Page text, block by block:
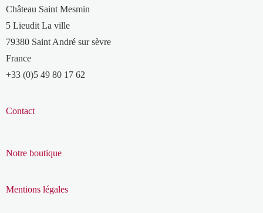
Château Saint Mesmin
5 Lieudit La ville
79380 Saint André sur sèvre
France
+33 (0)5 49 80 17 62
Contact
Notre boutique
Mentions légales